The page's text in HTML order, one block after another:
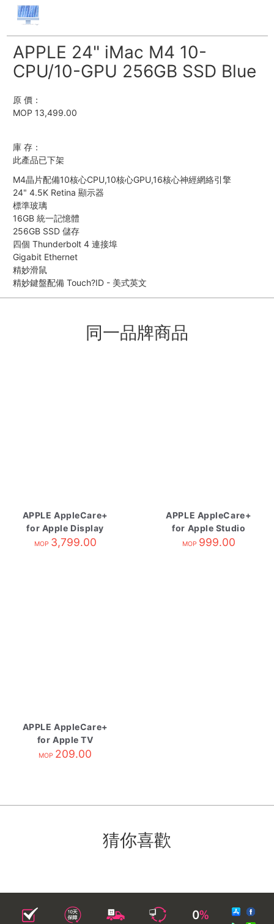
APPLE 24" iMac M4 10-
CPU/10-GPU 256GB SSD Blue
原 價：
MOP 13,499.00
庫 存：
此產品已下架
M4晶片配備10核心CPU,10核心GPU,16核心神經網絡引擎
24" 4.5K Retina 顯示器
標準玻璃
16GB 統一記憶體
256GB SSD 儲存
四個 Thunderbolt 4 連接埠
Gigabit Ethernet
精妙滑鼠
精妙鍵盤配備 Touch?ID - 美式英文
同一品牌商品
APPLE AppleCare+
for Apple Display
MOP 3,799.00
APPLE AppleCare+
for Apple Studio
Display
MOP 999.00
APPLE AppleCare+
for Apple TV
MOP 209.00
猜你喜歡